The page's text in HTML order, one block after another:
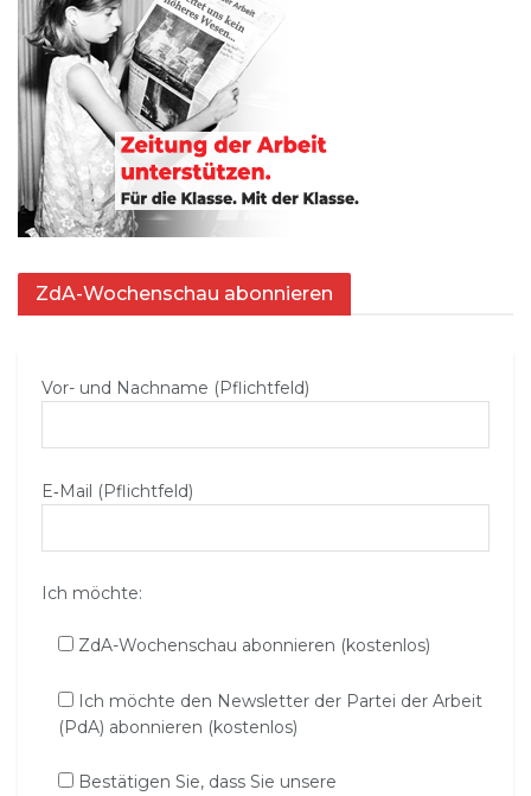
ZdA-Wochenschau abonnieren
Vor- und Nachname (Pflichtfeld)
E‑Mail (Pflichtfeld)
Ich möchte:
ZdA-Wochenschau abonnieren (kostenlos)
Ich möchte den Newsletter der Partei der Arbeit
(PdA) abonnieren (kostenlos)
Bestätigen Sie, dass Sie unsere